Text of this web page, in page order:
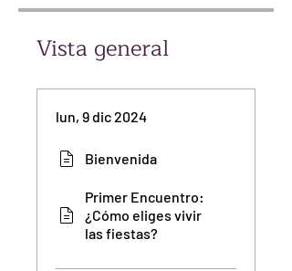
Vista general
lun, 9 dic 2024
Bienvenida
Primer Encuentro:
¿Cómo eliges vivir
las fiestas?